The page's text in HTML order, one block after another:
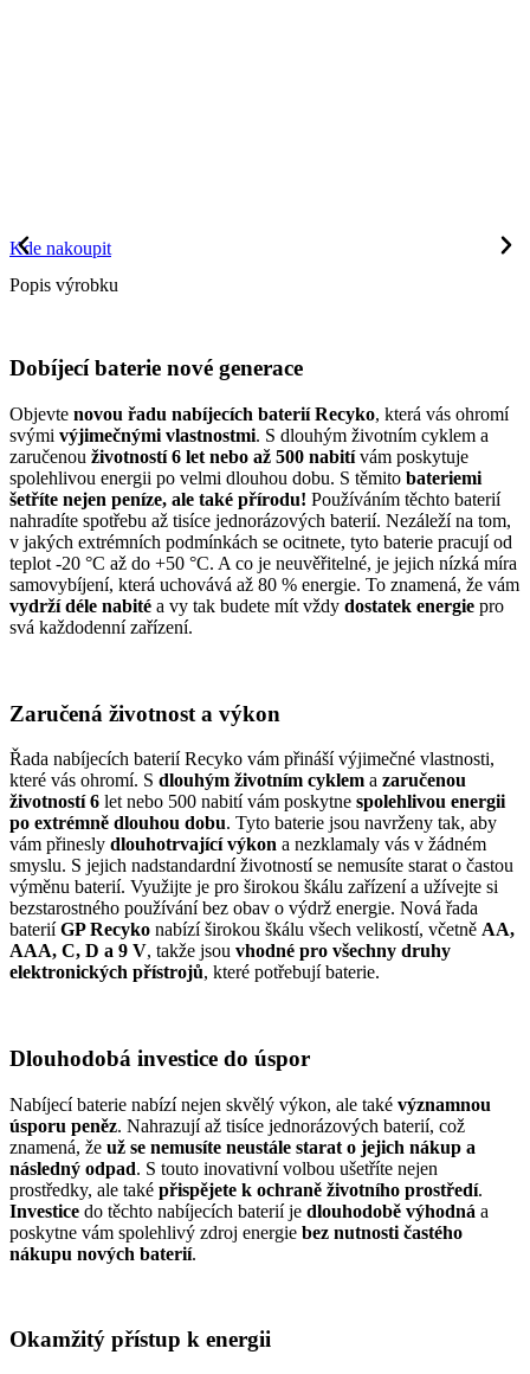
Kde nakoupit
Popis výrobku
Dobíjecí baterie nové generace
Objevte novou řadu nabíjecích baterií Recyko, která vás ohromí
svými výjimečnými vlastnostmi. S dlouhým životním cyklem a
zaručenou životností 6 let nebo až 500 nabitívám poskytuje
spolehlivou energii po velmi dlouhou dobu. S těmito bateriemi
šetříte nejen peníze, ale také přírodu! Používáním těchto baterií
nahradíte spotřebu až tisíce jednorázových baterií. Nezáleží na tom,
v jakých extrémních podmínkách se ocitnete, tyto baterie pracují od
teplot -20 °C až do +50 °C. A co je neuvěřitelné, je jejich nízká míra
samovybíjení, která uchovává až 80 % energie. To znamená, že vám
vydrží déle nabité a vy tak budete mít vždy dostatek energie pro
svá každodenní zařízení.
Zaručená životnost a výkon
Řada nabíjecích baterií Recyko vám přináší výjimečné vlastnosti,
které vás ohromí. S dlouhým životním cyklem a zaručenou
životností 6 let nebo 500 nabití vám poskytne spolehlivou energii
po extrémně dlouhou dobu. Tyto baterie jsou navrženy tak, aby
vám přinesly dlouhotrvající výkon a nezklamaly vás v žádném
smyslu. S jejich nadstandardní životností se nemusíte starat o častou
výměnu baterií. Využijte je pro širokou škálu zařízení a užívejte si
bezstarostného používání bez obav o výdrž energie. Nová řada
bateriíGP Recyko nabízí širokou škálu všech velikostí, včetně AA,
AAA, C, D a 9 V, takže jsou vhodné pro všechny druhy
elektronických přístrojů, které potřebují baterie.
Dlouhodobá investice do úspor
Nabíjecí baterie nabízí nejen skvělý výkon, ale také významnou
úsporu peněz. Nahrazují až tisíce jednorázových baterií, což
znamená, že už se nemusíte neustále starat o jejich nákup a
následný odpad. S touto inovativní volbou ušetříte nejen
prostředky, ale také přispějete k ochraně životního prostředí.
Investice do těchto nabíjecích baterií je dlouhodobě výhodná a
poskytne vám spolehlivý zdroj energie bez nutnosti častého
nákupu nových baterií.
Okamžitý přístup k energii